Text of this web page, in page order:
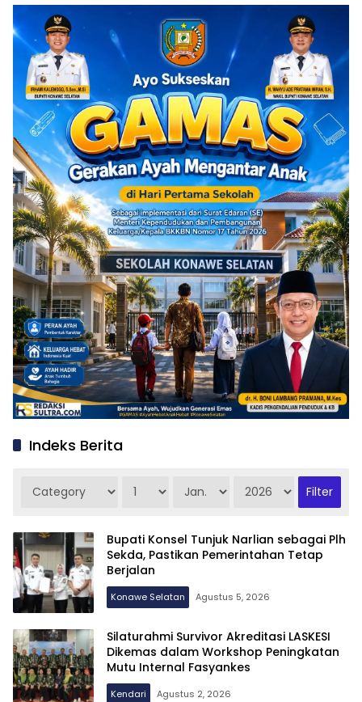
Indeks Berita
Bupati Konsel Tunjuk Narlian sebagai Plh
Sekda, Pastikan Pemerintahan Tetap
Berjalan
Konawe Selatan Agustus 5, 2026
Silaturahmi Survivor Akreditasi LASKESI
Dikemas dalam Workshop Peningkatan
Mutu Internal Fasyankes
Kendari Agustus 2, 2026